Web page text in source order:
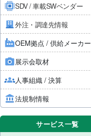
SDV / 車載SWベンダー
外注・調達先情報
OEM拠点 / 供給メーカー
展示会取材
人事組織 / 決算
法規制情報
サービス一覧